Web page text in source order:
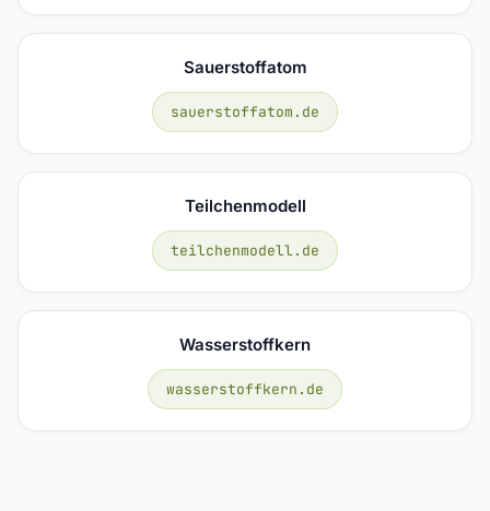
Sauerstoffatom
sauerstoffatom.de
Teilchenmodell
teilchenmodell.de
Wasserstoffkern
wasserstoffkern.de